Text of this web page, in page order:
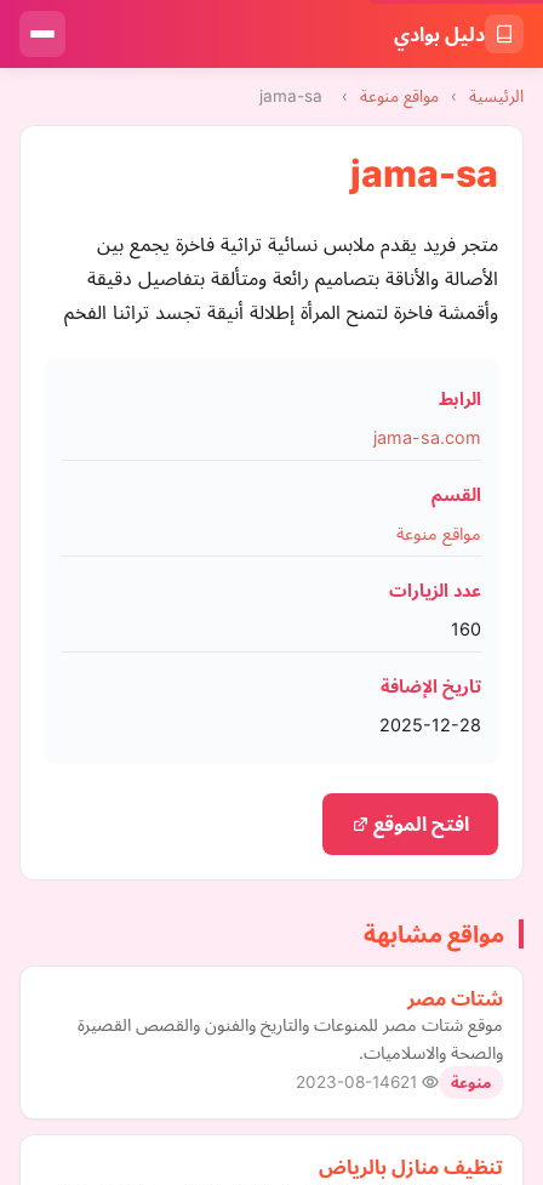
دليل بوادي
الرئيسية › مواقع منوعة ›
jama-sa
jama-sa
متجر فريد يقدم ملابس نسائية تراثية فاخرة يجمع بين
الأصالة والأناقة بتصاميم رائعة ومتألقة بتفاصيل دقيقة
وأقمشة فاخرة لتمنح المرأة إطلالة أنيقة تجسد تراثنا الفخم
الرابط
jama-sa.com
القسم
مواقع منوعة
عدد الزيارات
160
تاريخ الإضافة
2025-12-28
افتح الموقع
مواقع مشابهة
شتات مصر
موقع شتات مصر للمنوعات والتاريخ والفنون والقصص القصيرة
والصحة والاسلاميات.
منوعة 2023-08-14
تنظيف منازل بالرياض